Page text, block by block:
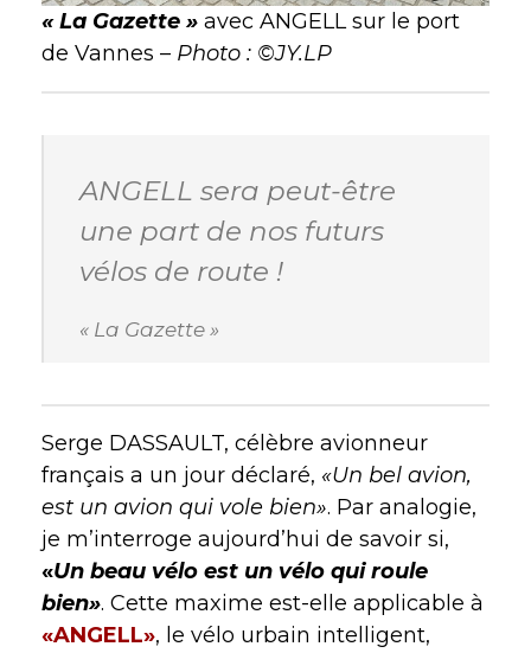
« La Gazette » avec ANGELL sur le port
de Vannes – Photo : ©JY.LP
ANGELL sera peut-être
une part de nos futurs
vélos de route !
« La Gazette »
Serge DASSAULT, célèbre avionneur
français a un jour déclaré, «Un bel avion,
est un avion qui vole bien». Par analogie,
je m’interroge aujourd’hui de savoir si,
«Un beau vélo est un vélo qui roule
bien». Cette maxime est-elle applicable à
«ANGELL», le vélo urbain intelligent,